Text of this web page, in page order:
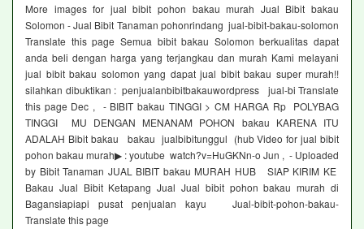
More images for jual bibit pohon bakau murah Jual Bibit bakau
Solomon - Jual Bibit Tanaman pohonrindang jual-bibit-bakau-solomon
Translate this page Semua bibit bakau Solomon berkualitas dapat
anda beli dengan harga yang terjangkau dan murah Kami melayani
jual bibit bakau solomon yang dapat jual bibit bakau super murah!!
silahkan dibuktikan : penjualanbibitbakauwordpress jual-bi Translate
this page Dec , - BIBIT bakau TINGGI > CM HARGA Rp POLYBAG
TINGGI MU DENGAN MENANAM POHON bakau KARENA ITU
ADALAH Bibit bakau bakau jualbibitunggul (hub Video for jual bibit
pohon bakau murah▶ : youtube watch?v=HuGKNn-o Jun , - Uploaded
by Bibit Tanaman JUAL BIBIT bakau MURAH HUB SIAP KIRIM KE
Bakau Jual Bibit Ketapang Jual Jual bibit pohon bakau murah di
Bagansiapiapi pusat penjualan kayu Jual-bibit-pohon-bakau-
Translate this page